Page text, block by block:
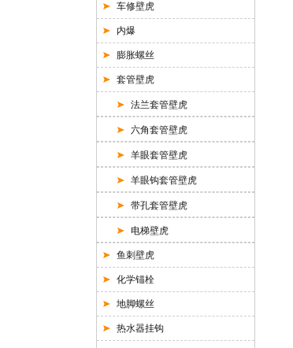
车修壁虎
内爆
膨胀螺丝
套管壁虎
法兰套管壁虎
六角套管壁虎
羊眼套管壁虎
羊眼钩套管壁虎
带孔套管壁虎
电梯壁虎
鱼刺壁虎
化学锚栓
地脚螺丝
热水器挂钩